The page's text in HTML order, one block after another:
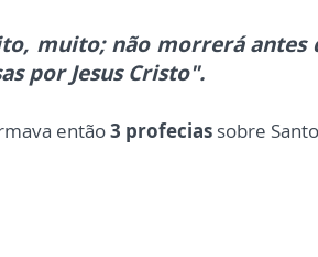
muito; não morrerá antes
por Jesus Cristo".
então3 profecias sobre